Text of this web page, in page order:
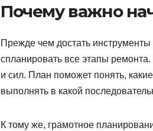
Почему важно
Прежде чем достать инструменты
спланировать все этапы ремонта.
и сил. План поможет понять,
выполнять в какой
К тому же, грамотное